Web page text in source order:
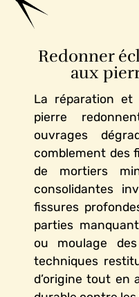
Redonner
aux
La réparation
pierre
ouvrages
comblement des
de mortiers
consolidantes
fissures
parties
ou moulage
techniques
d’origine tout en